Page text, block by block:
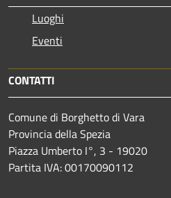
Luoghi
Eventi
CONTATTI
Comune di Borghetto di Vara
Provincia della Spezia
Piazza Umberto I°, 3 - 19020
Partita IVA: 00170090112